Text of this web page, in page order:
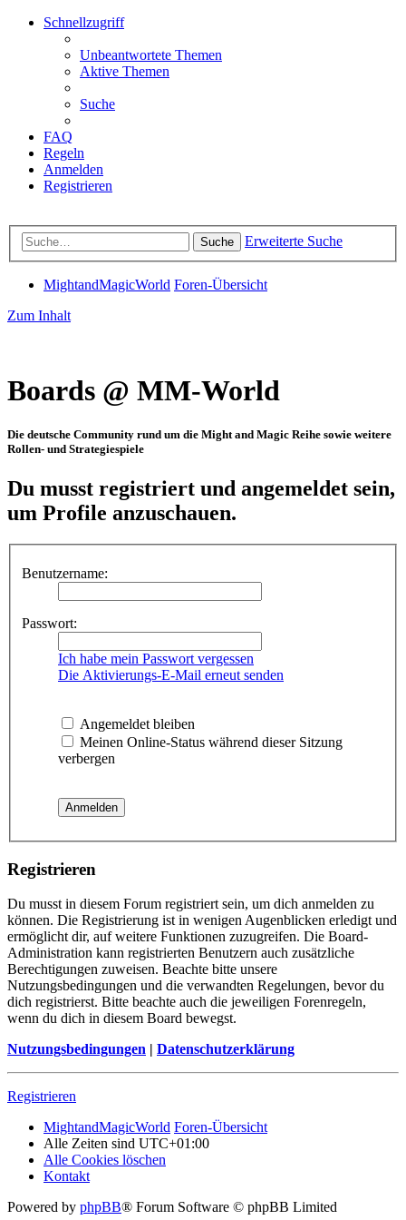
Schnellzugriff
Unbeantwortete Themen
Aktive Themen
Suche
FAQ
Regeln
Anmelden
Registrieren
Suche Erweiterte Suche
MightandMagicWorld Foren-Übersicht
Zum Inhalt
Boards @ MM-World
Die deutsche Community rund um die Might and Magic Reihe sowie weitere
Rollen- und Strategiespiele
Du musst registriert und angemeldet sein,
um Profile anzuschauen.
Benutzername:
Passwort:
Ich habe mein Passwort vergessen
Die Aktivierungs-E-Mail erneut senden
Angemeldet bleiben
Meinen Online-Status während dieser Sitzung
verbergen
Registrieren
Du musst in diesem Forum registriert sein, um dich anmelden zu
können. Die Registrierung ist in wenigen Augenblicken erledigt und
ermöglicht dir, auf weitere Funktionen zuzugreifen. Die Board-
Administration kann registrierten Benutzern auch zusätzliche
Berechtigungen zuweisen. Beachte bitte unsere
Nutzungsbedingungen und die verwandten Regelungen, bevor du
dich registrierst. Bitte beachte auch die jeweiligen Forenregeln,
wenn du dich in diesem Board bewegst.
Nutzungsbedingungen | Datenschutzerklärung
Registrieren
MightandMagicWorld Foren-Übersicht
Alle Zeiten sind UTC+01:00
Alle Cookies löschen
Kontakt
Powered by phpBB® Forum Software © phpBB Limited